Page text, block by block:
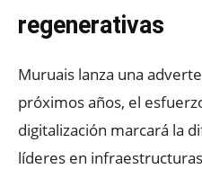
regenerativas
Muruais lanza una
próximos años, el
digitalización marcará la
líderes en